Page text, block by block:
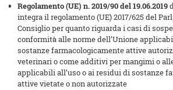
Regolamento (UE) n. 2019/90 del 19.06.2019
integra il regolamento (UE) 2017/625 del
Consiglio per quanto riguarda i casi di
conformità alle norme dell’Unione
sostanze farmacologicamente attive
veterinari o come additivi per mangimi o
applicabili all’uso o ai residui di sostanze
attive vietate o non autorizzate